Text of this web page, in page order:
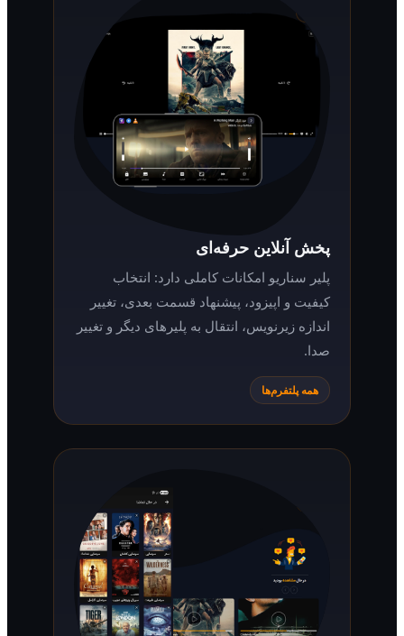
پخش آنلاین حرفه‌ای
پلیر سناریو امکانات کاملی دارد: انتخاب
کیفیت و اپیزود، پیشنهاد قسمت بعدی، تغییر
اندازه زیرنویس، انتقال به پلیرهای دیگر و تغییر
همه پلتفرم‌ها